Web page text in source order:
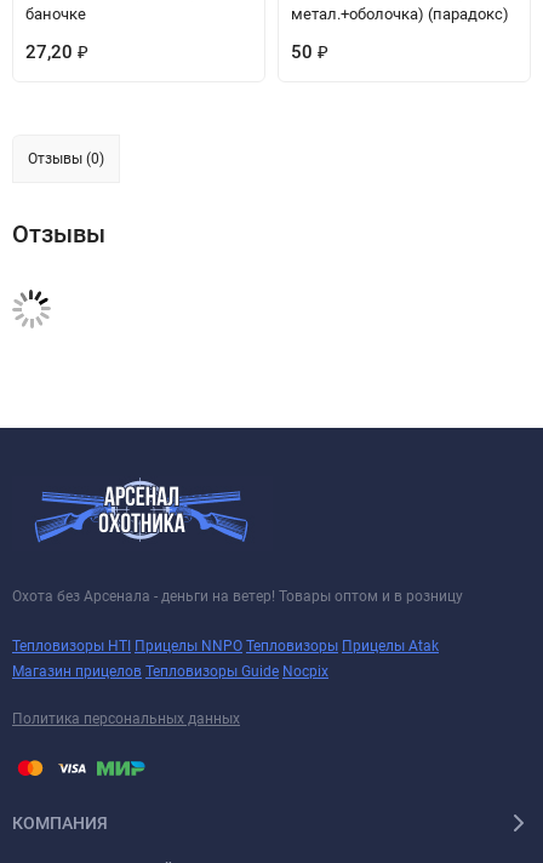
баночке
27,20 ₽
метал.+оболочка) (парадокс)
50 ₽
Отзывы (0)
Отзывы
Охота без Арсенала - деньги на ветер! Товары оптом и в розницу
Тепловизоры HTI Прицелы NNPO Тепловизоры Прицелы Atak
Магазин прицелов Тепловизоры Guide Nocpix
Политика персональных данных
КОМПАНИЯ